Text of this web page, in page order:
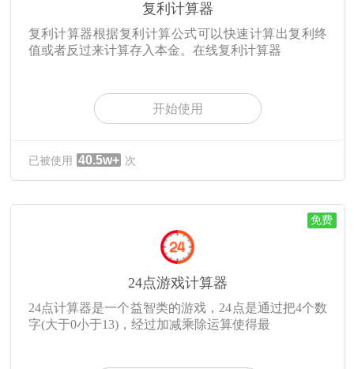
复利计算器
复利计算器根据复利计算公式可以快速计算出复利终
值或者反过来计算存入本金。在线复利计算器
开始使用
已被使用 40.5w+ 次
免费
24点游戏计算器
24点计算器是一个益智类的游戏，24点是通过把4个数
字(大于0小于13)，经过加减乘除运算使得最